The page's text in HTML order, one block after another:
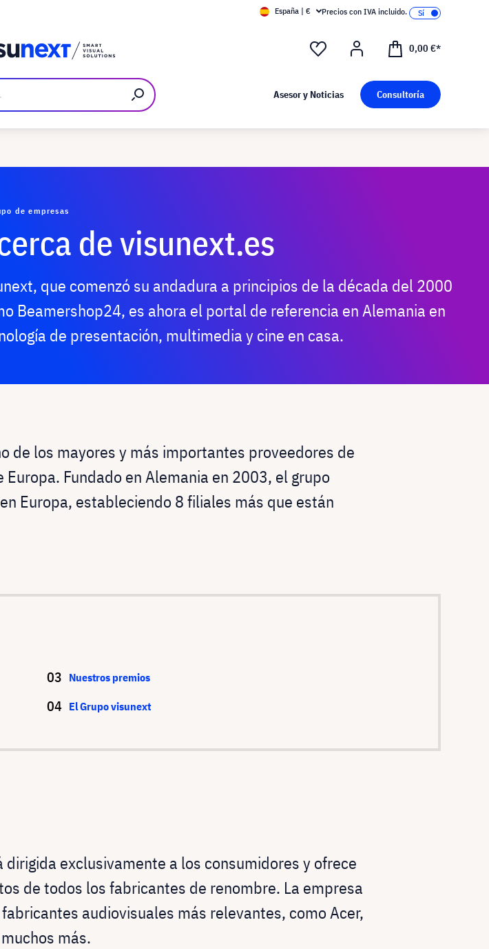
España | € Precios con IVA incluido.
0,00 €*
Asesor y Noticias Consultoría
de empresas
de visunext.es
que comenzó su andadura a principios de la década del 2000
Beamershop24, es ahora el portal de referencia en Alemania en
de presentación, multimedia y cine en casa.
de los mayores y más importantes proveedores de
Fundado en Alemania en 2003, el grupo
Europa, estableciendo 8 filiales más que están
Nuestros premios
El Grupo visunext
exclusivamente a los consumidores y ofrece
de todos los fabricantes de renombre. La empresa
audiovisuales más relevantes, como Acer,
más.